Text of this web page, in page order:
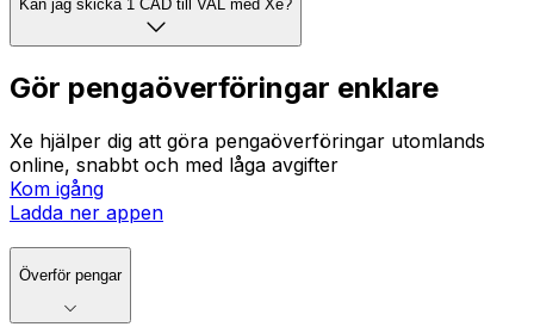
Kan jag skicka 1 CAD till VAL med Xe?
Gör pengaöverföringar enklare
Xe hjälper dig att göra pengaöverföringar utomlands
online, snabbt och med låga avgifter
Kom igång
Ladda ner appen
Överför pengar